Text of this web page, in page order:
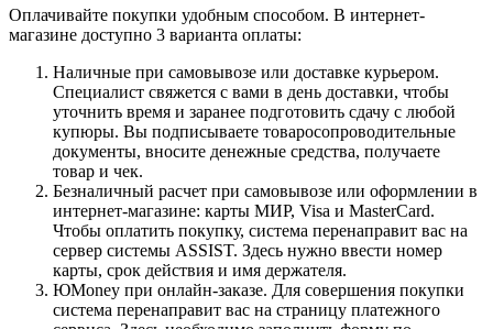
Оплачивайте покупки удобным способом. В интернет-
магазине доступно 3 варианта оплаты:
Наличные при самовывозе или доставке курьером.
Специалист свяжется с вами в день доставки, чтобы
уточнить время и заранее подготовить сдачу с любой
купюры. Вы подписываете товаросопроводительные
документы, вносите денежные средства, получаете
товар и чек.
Безналичный расчет при самовывозе или оформлении в
интернет-магазине: карты МИР, Visa и MasterCard.
Чтобы оплатить покупку, система перенаправит вас на
сервер системы ASSIST. Здесь нужно ввести номер
карты, срок действия и имя держателя.
ЮMoney при онлайн-заказе. Для совершения покупки
система перенаправит вас на страницу платежного